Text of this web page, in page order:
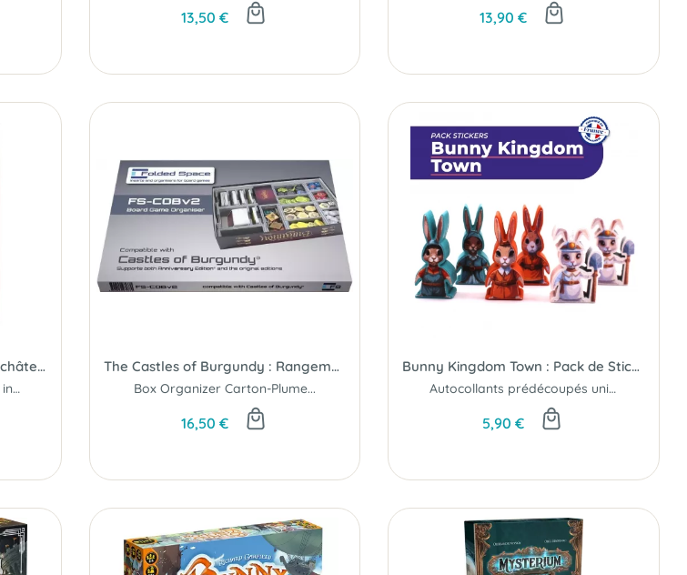
13,50 € 13,90 €
The Castles of Burgundy (Les châteaux de Bourgogne)
Nouvelle édition ré-illustrée, incluant 10 mini-extension.
The Castles of Burgundy : Rangements pour Boîte - Insert
Box Organizer Carton-Plume...
16,50 €
Bunny Kingdom Town : Pack de Stickers
Autocollants prédécoupés uniques pour Bunny Kingdom Town...
5,90 €